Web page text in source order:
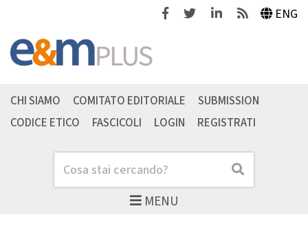
FacebookTwitterLinkedinFeeds ENG
MENU
Cerca Cerca
CHI SIAMO COMITATO EDITORIALE
SUBMISSION
CODICE ETICO
FASCICOLI LOGIN REGISTRATI